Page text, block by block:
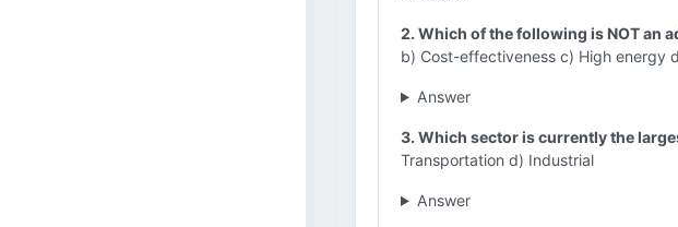
2. Which of the following is NOT an
b) Cost-effectiveness c) High energy
Answer
3. Which sector is currently the
Transportation d) Industrial
Answer